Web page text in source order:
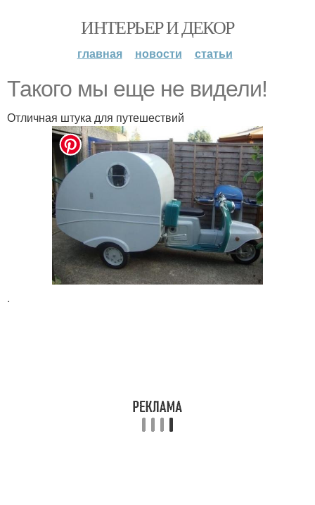
ИНТЕРЬЕР И ДЕКОР
главная новости статьи
Такого мы еще не видели!
Отличная штука для путешествий
.